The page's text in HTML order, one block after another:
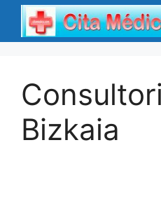
Saltar
contenido
Bizkaia